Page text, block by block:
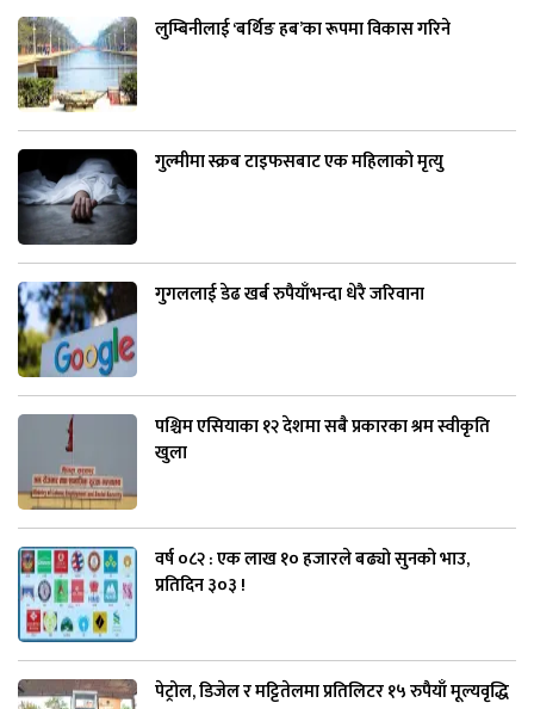
लुम्बिनीलाई ‘बर्थिङ हब’का रूपमा विकास गरिने
गुल्मीमा स्क्रब टाइफसबाट एक महिलाको मृत्यु
गुगललाई डेढ खर्ब रुपैयाँभन्दा धेरै जरिवाना
पश्चिम एसियाका १२ देशमा सबै प्रकारका श्रम स्वीकृति
खुला
वर्ष ०८२ : एक लाख १० हजारले बढ्यो सुनको भाउ,
प्रतिदिन ३०३ !
पेट्रोल, डिजेल र मट्टितेलमा प्रतिलिटर १५ रुपैयाँ मूल्यवृद्धि